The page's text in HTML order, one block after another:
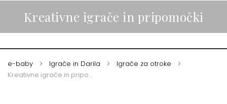
Kreativne igrače in pripomočki
e-baby Igrače in Darila
Igrače za otroke
Kreativne igrače in pripomočki